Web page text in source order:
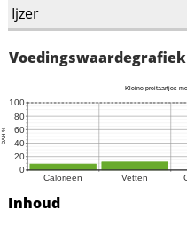
Ijzer
Voedingswaardegrafiek
Inhoud